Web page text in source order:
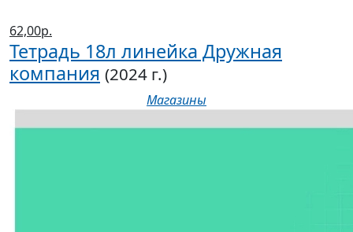
62,00р.
Тетрадь 18л линейка Дружная
компания (2024 г.)
Магазины